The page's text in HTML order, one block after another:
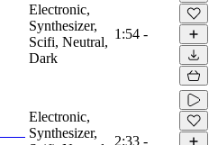
Electronic,
Synthesizer,
Scifi, Neutral,
Dark
1:54 -
Electronic,
Synthesizer,
2:33 -